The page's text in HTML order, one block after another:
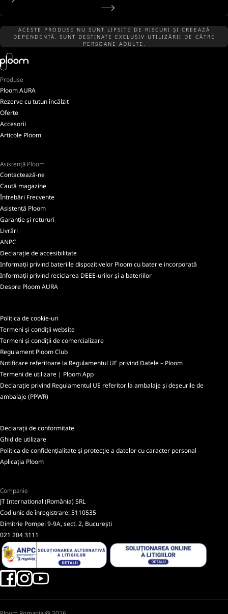
ACESTE PRODUSE NU SUNT LIPSITE DE RISCURI ȘI CREEAZĂ
DEPENDENȚĂ. SUNT DESTINATE EXCLUSIV UTILIZĂRII DE CĂTRE
PERSOANE ADULTE.
Produse
Ploom AURA
Rezerve cu tutun încălzit
Oferte
Accesorii
Articole Ploom
Asistență Ploom
Contactează-ne
Caută magazine
Întrebări Frecvente
Asistență Ploom
Garanție și retururi
Livrări
ANPC
Declarație de accesibilitate
Informații privind bateriile dispozitivelor Ploom cu baterie incorporată
Informații privind reciclarea DEEE-urilor și a bateriilor
Despre Ploom AURA
Politica de cookie-uri
Termeni și condiții website
Termeni și condiții de comercializare
Regulament Ploom Club
Notificare referitoare la Regulamentul UE privind Datele – Ploom
Termeni de utilizare | Ploom App
Declarație privind Regulamentul UE referitor la ambalaje și deșeurile de
ambalaje (PPWR)
Declarații de conformitate
Ghid de utilizare
Politica de confidențialitate și protecție a datelor cu caracter personal
Aplicația Ploom
Companie
JT International (România) SRL
Cod unic de înregistrare: 5110535
Dimitrie Pompei 9-9A, sect. 2, București
021 204 3111